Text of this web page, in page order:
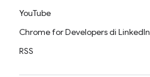
YouTube
Chrome for Developers di LinkedIn
RSS